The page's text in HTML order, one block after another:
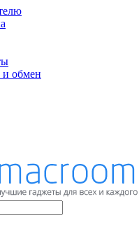
и обмен